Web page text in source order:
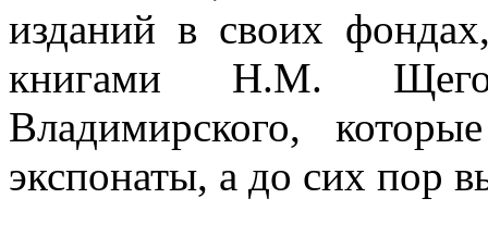
изданий в своих
книгами Н.М.
Владимирского,
экспонаты, а до сих пор